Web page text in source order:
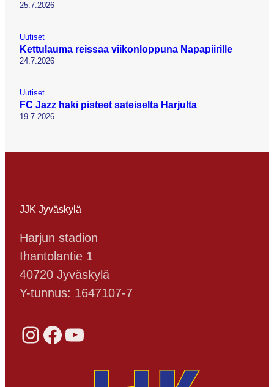
25.7.2026
Uutiset
Kettulauma reissaa viikonloppuna Napapiirille
24.7.2026
Uutiset
FC Jazz haki pisteet sateiselta Harjulta
19.7.2026
JJK Jyväskylä
Harjun stadion
Ihantolantie 1
40720 Jyväskylä
Y-tunnus: 1647107-7
Instagram Facebook YouTube